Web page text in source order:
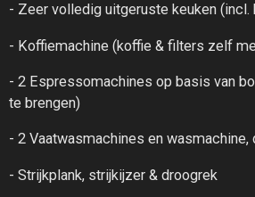
- Zeer volledig uitgeruste keuken (incl.
- Koffiemachine (koffie & filters zelf
- 2 Espressomachines op basis van
te brengen)
- 2 Vaatwasmachines en wasmachine,
- Strijkplank, strijkijzer & droogrek